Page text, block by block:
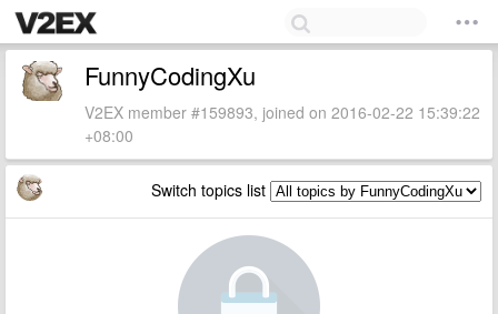
FunnyCodingXu
V2EX member #159893, joined on 2016-02-22 15:39:22
+08:00
Switch topics list